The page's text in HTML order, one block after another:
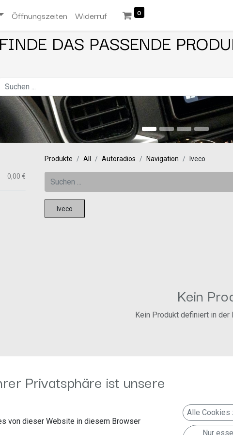
Öffnungszeiten Widerruf 0
FINDE DAS PASSENDE
0,00 €
Produkte All Autoradios Navigation Iveco
Iveco
Kein
Kein Produkt definiert in der
Privatsphäre ist unsere
von dieser Website in diesem Browser
Alle Cookies
Nur